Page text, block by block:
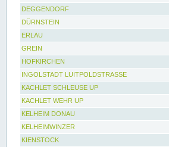
DEGGENDORF
DÜRNSTEIN
ERLAU
GREIN
HOFKIRCHEN
INGOLSTADT LUITPOLDSTRASSE
KACHLET SCHLEUSE UP
KACHLET WEHR UP
KELHEIM DONAU
KELHEIMWINZER
KIENSTOCK